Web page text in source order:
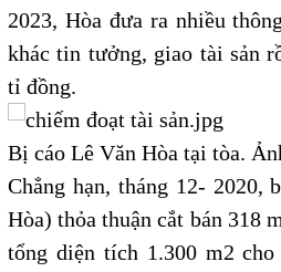
2023, Hòa đưa ra nhiều
khác tin tưởng, giao tài sản
tỉ đồng.
Bị cáo Lê Văn Hòa tại tòa.
Chẳng hạn, tháng 12- 2020,
Hòa) thỏa thuận cắt bán 318
tổng diện tích 1.300 m2